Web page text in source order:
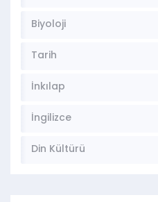
Biyoloji
Tarih
İnkılap
İngilizce
Din Kültürü